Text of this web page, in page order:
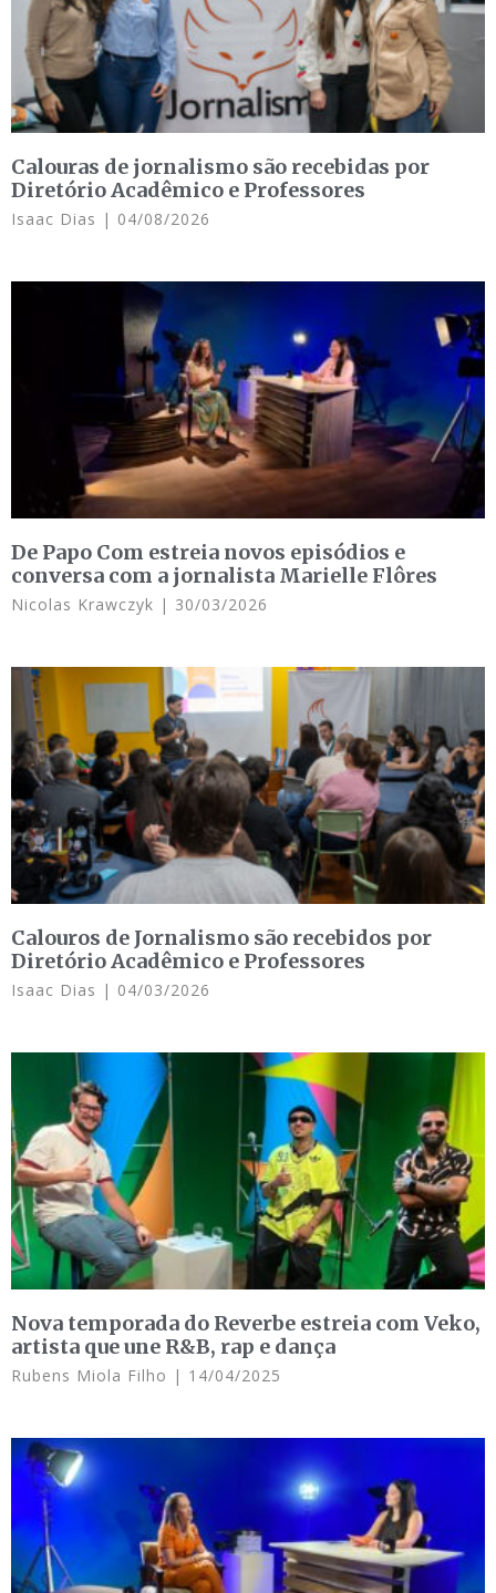
Calouras de jornalismo são recebidas por
Diretório Acadêmico e Professores
Isaac Dias 04/08/2026
De Papo Com estreia novos episódios e
conversa com a jornalista Marielle Flôres
Nicolas Krawczyk 30/03/2026
Calouros de Jornalismo são recebidos por
Diretório Acadêmico e Professores
Isaac Dias 04/03/2026
Nova temporada do Reverbe estreia com Veko,
artista que une R&B, rap e dança
Rubens Miola Filho 14/04/2025